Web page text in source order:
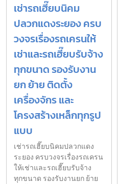
เช่ารถเฮี๊ยบนิคม
ปลวกแดงระยอง ครบ
วงจรเรื่องรถเครนให้
เช่าและรถเฮี๊ยบรับจ้าง
ทุกขนาด รองรับงาน
ยก ย้าย ติดตั้ง
เครื่องจักร และ
โครงสร้างเหล็กทุกรูป
แบบ
เช่ารถเฮี๊ยบนิคมปลวกแดง
ระยอง ครบวงจรเรื่องรถเครน
ให้เช่าและรถเฮี๊ยบรับจ้าง
ทุกขนาด รองรับงานยก ย้าย